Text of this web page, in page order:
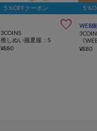
5％OFFクーポン

3COINS
推しぬい服夏服：S
¥880
5％
WEB
¥880